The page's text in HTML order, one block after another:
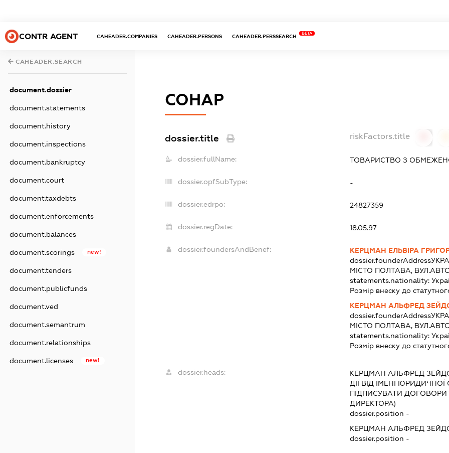
CONTR AGENT CAHEADER.COMPANIES CAHEADER.PERSONS CAHEADER.PERSSEARCH
BETA
CAHEADER.SEARCH
document.dossier
document.statements
document.history
document.inspections
document.bankruptcy
document.court
document.taxdebts
document.enforcements
document.balances
document.scorings new!
document.tenders
document.publicfunds
document.ved
document.semantrum
document.relationships
document.licenses new!
СОНАР
dossier.title riskFactors.title
dossier.fullName: ТОВАРИСТВО З
dossier.opfSubType: -
dossier.edrpo: 24827359
dossier.regDate: 18.05.97
dossier.foundersAndBenef:
КЕРЦМАН ЕЛЬВІРА
dossier.founderAddress
МІСТО ПОЛТАВА,
statements.nationality:
Розмір внеску до
КЕРЦМАН АЛЬФРЕД
dossier.founderAddress
МІСТО ПОЛТАВА,
statements.nationality:
Розмір внеску до
dossier.heads: КЕРЦМАН АЛЬФРЕД
ДІЇ ВІД ІМЕНІ
ПІДПИСУВАТИ
ДИРЕКТОРА)
dossier.position -
КЕРЦМАН АЛЬФРЕД
dossier.position -